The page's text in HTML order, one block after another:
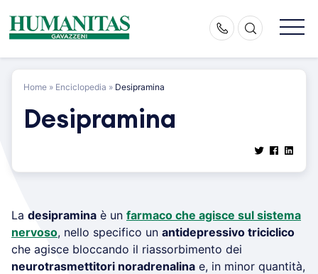
content
Home » Enciclopedia » Desipramina
Desipramina
La desipramina è un farmaco che agisce sul sistema
nervoso, nello specifico un antidepressivo triciclico
che agisce bloccando il riassorbimento dei
neurotrasmettitori noradrenalina e, in minor quantità,